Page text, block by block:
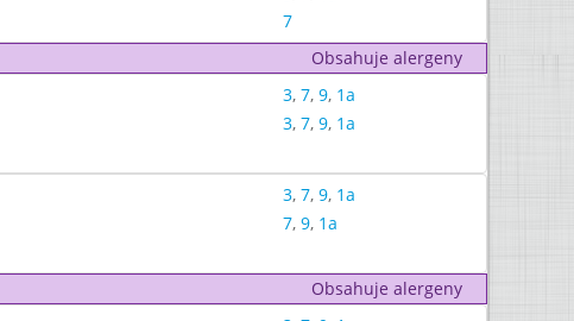
7
Obsahuje alergeny
3, 7, 9, 1a
3, 7, 9, 1a
3, 7, 9, 1a
7, 9, 1a
Obsahuje alergeny